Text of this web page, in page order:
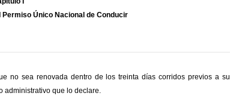
Único Nacional de Conducir
no sea renovada dentro de los treinta días corridos previos a su
administrativo que lo declare.